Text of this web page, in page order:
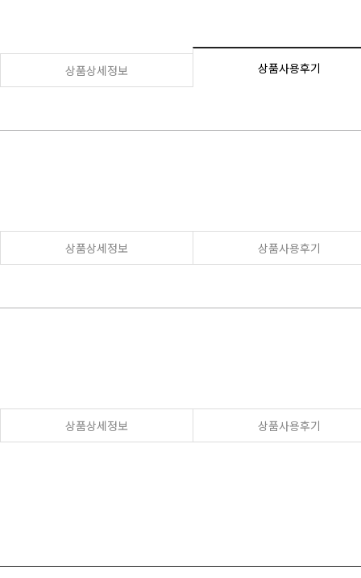
상품상세정보 상품사용후기
상품상세정보 상품사용후기
상품상세정보 상품사용후기